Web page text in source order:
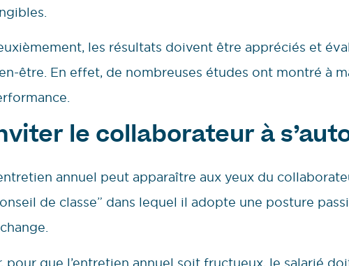
les résultats doivent être appréciés et
être. En effet, de nombreuses études ont montré à
le collaborateur à
annuel peut apparaître aux yeux du
de classe” dans lequel il adopte une posture
pour que l’entretien annuel soit fructueux, le salarié